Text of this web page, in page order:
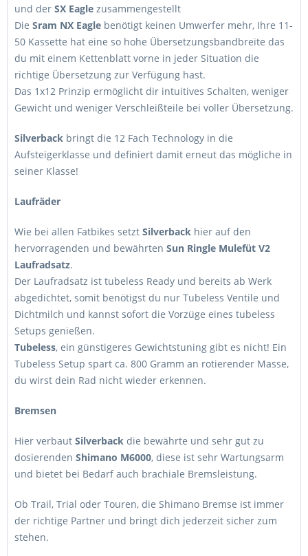
und der SX Eagle zusammengestellt
Die Sram NX Eagle benötigt keinen Umwerfer mehr, Ihre 11-
50 Kassette hat eine so hohe Übersetzungsbandbreite das
du mit einem Kettenblatt vorne in jeder Situation die
richtige Übersetzung zur Verfügung hast.
Das 1x12 Prinzip ermöglicht dir intuitives Schalten, weniger
Gewicht und weniger Verschleißteile bei voller Übersetzung.
Silverback bringt die 12 Fach Technology in die
Aufsteigerklasse und definiert damit erneut das mögliche in
seiner Klasse!
Laufräder
Wie bei allen Fatbikes setzt Silverback hier auf den
hervorragenden und bewährten Sun Ringle Mulefüt V2
Laufradsatz.
Der Laufradsatz ist tubeless Ready und bereits ab Werk
abgedichtet, somit benötigst du nur Tubeless Ventile und
Dichtmilch und kannst sofort die Vorzüge eines tubeless
Setups genießen.
Tubeless, ein günstigeres Gewichtstuning gibt es nicht! Ein
Tubeless Setup spart ca. 800 Gramm an rotierender Masse,
du wirst dein Rad nicht wieder erkennen.
Bremsen
Hier verbaut Silverback die bewährte und sehr gut zu
dosierenden Shimano M6000, diese ist sehr Wartungsarm
und bietet bei Bedarf auch brachiale Bremsleistung.
Ob Trail, Trial oder Touren, die Shimano Bremse ist immer
der richtige Partner und bringt dich jederzeit sicher zum
stehen.